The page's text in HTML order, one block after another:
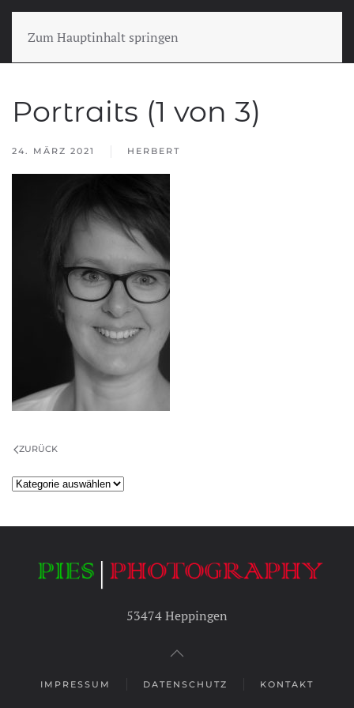
Zum Hauptinhalt springen
Portraits (1 von 3)
24. MÄRZ 2021 HERBERT
ZURÜCK
Kategorien
53474 Heppingen
IMPRESSUM DATENSCHUTZ KONTAKT